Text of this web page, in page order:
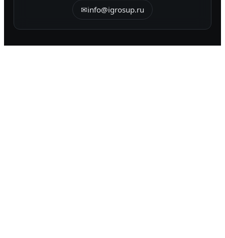
✉info@igrosup.ru